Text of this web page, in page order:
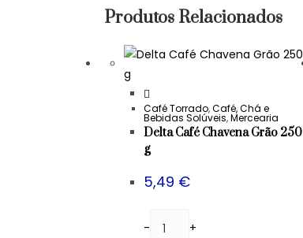
Produtos Relacionados
Café Torrado,Café, Chá e
Bebidas Solúveis,Mercearia
Delta Café Chavena Grão 250
g
5,49 €
- +